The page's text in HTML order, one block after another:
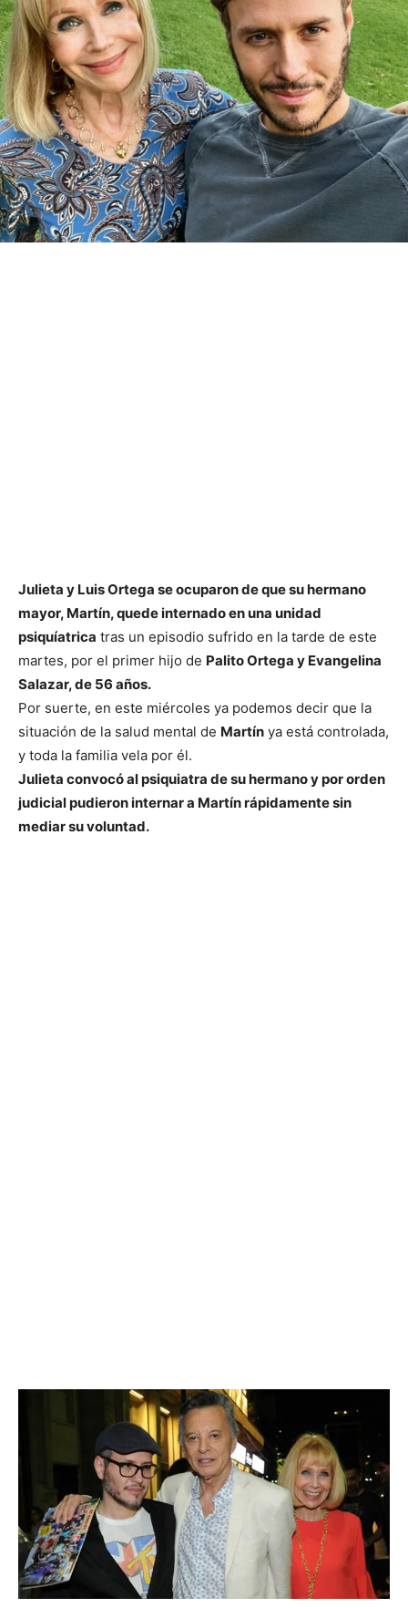
Julieta y Luis Ortega se ocuparon de que su hermano
mayor, Martín, quede internado en una unidad
psiquíatrica tras un episodio sufrido en la tarde de este
martes, por el primer hijo de Palito Ortega y Evangelina
Salazar, de 56 años.
Por suerte, en este miércoles ya podemos decir que la
situación de la salud mental de Martín ya está controlada,
y toda la familia vela por él.
Julieta convocó al psiquiatra de su hermano y por orden
judicial pudieron internar a Martín rápidamente sin
mediar su voluntad.